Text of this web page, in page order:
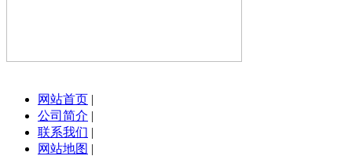
网站首页 |
公司简介 |
联系我们 |
网站地图 |